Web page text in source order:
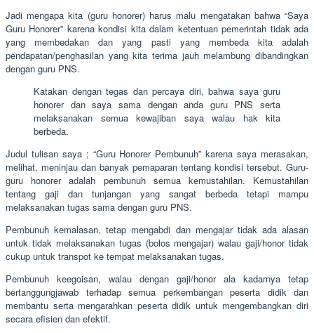
Jadi mengapa kita (guru honorer) harus malu mengatakan bahwa “Saya
Guru Honorer” karena kondisi kita dalam ketentuan pemerintah tidak ada
yang membedakan dan yang pasti yang membeda kita adalah
pendapatan/penghasilan yang kita terima jauh melambung dibandingkan
dengan guru PNS.
Katakan dengan tegas dan percaya diri, bahwa saya guru
honorer dan saya sama dengan anda guru PNS serta
melaksanakan semua kewajiban saya walau hak kita
berbeda.
Judul tulisan saya ; “Guru Honorer Pembunuh” karena saya merasakan,
melihat, meninjau dan banyak pemaparan tentang kondisi tersebut. Guru-
guru honorer adalah pembunuh semua kemustahilan. Kemustahilan
tentang gaji dan tunjangan yang sangat berbeda tetapi mampu
melaksanakan tugas sama dengan guru PNS.
Pembunuh kemalasan, tetap mengabdi dan mengajar tidak ada alasan
untuk tidak melaksanakan tugas (bolos mengajar) walau gaji/honor tidak
cukup untuk transpot ke tempat melaksanakan tugas.
Pembunuh keegoisan, walau dengan gaji/honor ala kadarnya tetap
bertanggungjawab terhadap semua perkembangan peserta didik dan
membantu serta mengarahkan peserta didik untuk mengembangkan diri
secara efisien dan efektif.